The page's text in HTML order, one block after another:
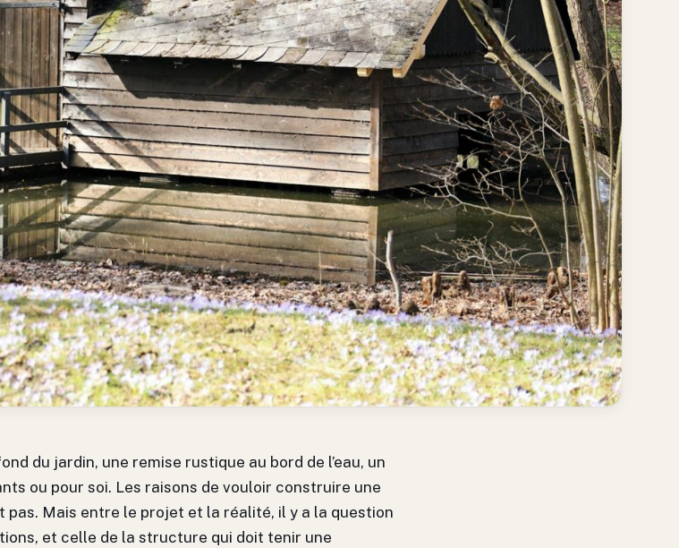
du jardin, une remise rustique au bord de l’eau, un
ou pour soi. Les raisons de vouloir construire une
pas. Mais entre le projet et la réalité, il y a la question
et celle de la structure qui doit tenir une